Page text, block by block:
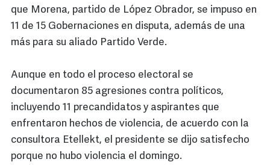
que Morena, partido de López Obrador, se impuso en
11 de 15 Gobernaciones en disputa, además de una
más para su aliado Partido Verde.
Aunque en todo el proceso electoral se
documentaron 85 agresiones contra políticos,
incluyendo 11 precandidatos y aspirantes que
enfrentaron hechos de violencia, de acuerdo con la
consultora Etellekt, el presidente se dijo satisfecho
porque no hubo violencia el domingo.